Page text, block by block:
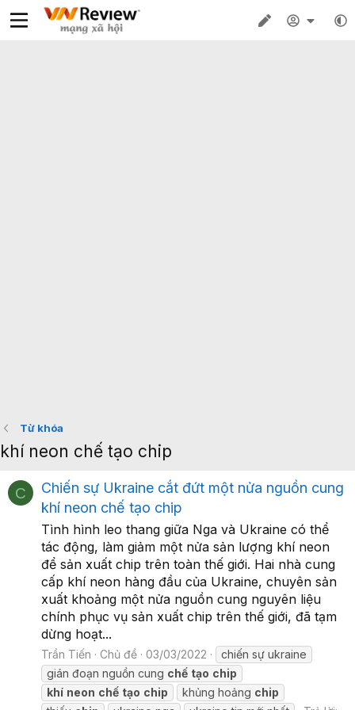
Từ khóa
khí neon chế tạo chip
C
Chiến sự Ukraine cắt đứt một nửa nguồn cung
khí neon chế tạo chip
Tình hình leo thang giữa Nga và Ukraine có thể
tác động, làm giảm một nửa sản lượng khí neon
để sản xuất chip trên toàn thế giới. Hai nhà cung
cấp khí neon hàng đầu của Ukraine, chuyên sản
xuất khoảng một nửa nguồn cung nguyên liệu
chính phục vụ sản xuất chip trên thế giới, đã tạm
dừng hoạt...
Trần Tiến Chủ đề 03/03/2022
chiến sự ukraine
gián đoạn nguồn cung chế tạo chip
khí neon chế tạo chip khủng hoảng chip